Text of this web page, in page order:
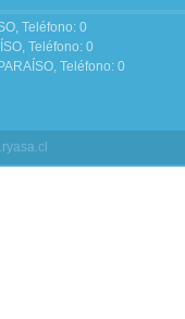
Teléfono: 0
Teléfono: 0
Teléfono: 0